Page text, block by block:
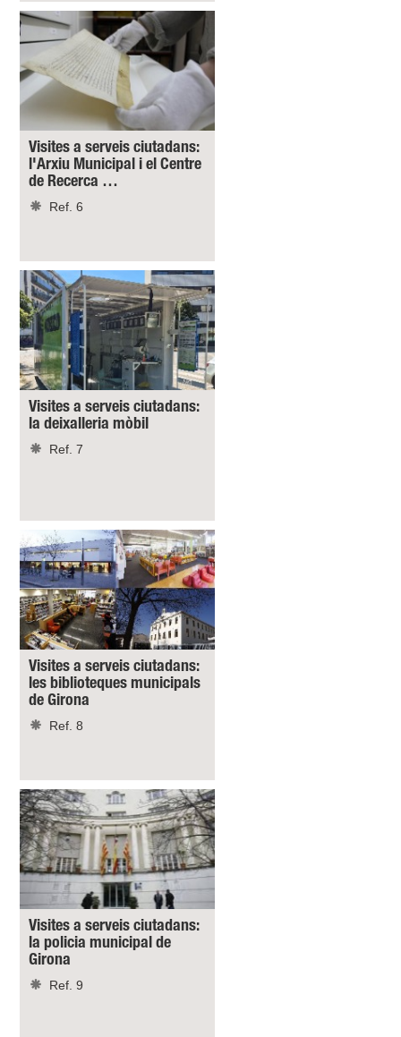
Visites a serveis ciutadans:
l'Arxiu Municipal i el Centre
de Recerca …
Ref. 6
Visites a serveis ciutadans:
la deixalleria mòbil
Ref. 7
Visites a serveis ciutadans:
les biblioteques municipals
de Girona
Ref. 8
Visites a serveis ciutadans:
la policia municipal de
Girona
Ref. 9